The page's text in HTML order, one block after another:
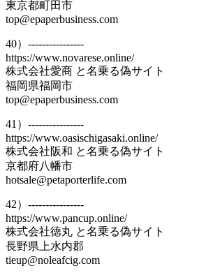
東京都町田市
top@epaperbusiness.com
40）----------------
https://www.novarese.online/
株式会社愛商 と名乗る偽サイト
福岡県福岡市
top@epaperbusiness.com
41）----------------
https://www.oasischigasaki.online/
株式会社阪和 と名乗る偽サイト
京都府八幡市
hotsale@petaporterlife.com
42）----------------
https://www.pancup.online/
株式会社徳丸 と名乗る偽サイト
長野県上水内郡
tieup@noleafcig.com